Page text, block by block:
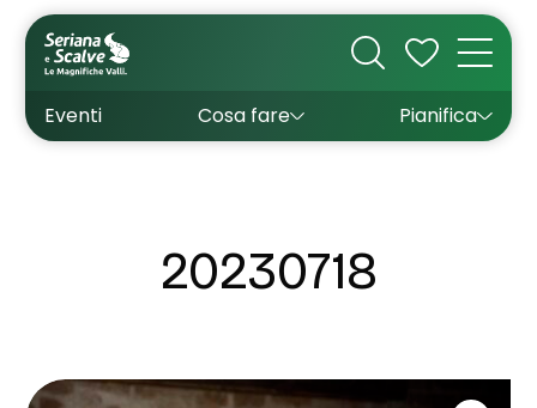
Eventi Cosa fare
Cultura
Outdoor
Pianifica
Dove dormire
Come arrivare
Come muoversi
Wishlist
20230718